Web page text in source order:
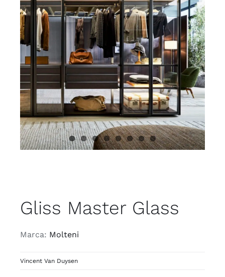
Juvenil
Accesorios
Marcas
Tiendas
Proyectos
Gliss Master Glass
Marca: Molteni
Vincent Van Duysen